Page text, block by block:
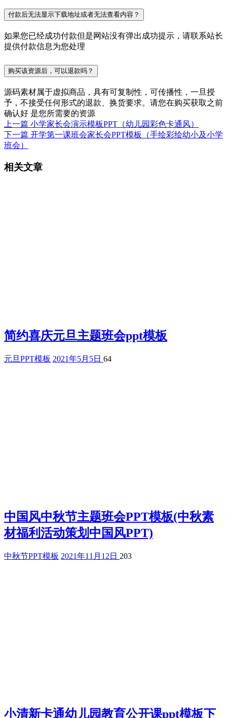
付款后无法显示下载地址或者无法查看内容？
如果您已经成功付款但是网站没有弹出成功提示，请联系站长
提供付款信息为您处理
购买该资源后，可以退款吗？
源码素材属于虚拟商品，具有可复制性，可传播性，一旦授
予，不接受任何形式的退款、换货要求。请您在购买获取之前
确认好 是您所需要的资源
上一篇 小学家长会演示模板PPT（幼儿园彩色卡通风）
下一篇 开学第一课班会家长会PPT模板（手绘彩绘幼小及小学
班会）
相关文章
简约喜庆元旦主题班会ppt模板
元旦PPT模板 2021年5月5日 64
中国风中秋节主题班会PPT模板(中秋素
材福利活动策划中国风PPT)
中秋节PPT模板 2021年11月12日 203
小清新卡通幼儿园教育公开课ppt模板下